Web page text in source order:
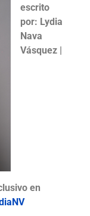
escrito
por: Lydia
Nava
Vásquez |
en